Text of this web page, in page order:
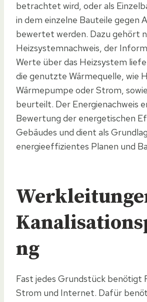
betrachtet wird, oder als
in dem einzelne Bauteile gegen
bewertet werden. Dazu gehört
Heizsystemnachweis, der
Werte über das Heizsystem
die genutzte Wärmequelle, wie
Wärmepumpe oder Strom,
beurteilt. Der Energienachweis
Bewertung der energetischen
Gebäudes und dient als
energieeffizientes Planen und
ng
Fast jedes Grundstück benötigt
Strom und Internet. Dafür